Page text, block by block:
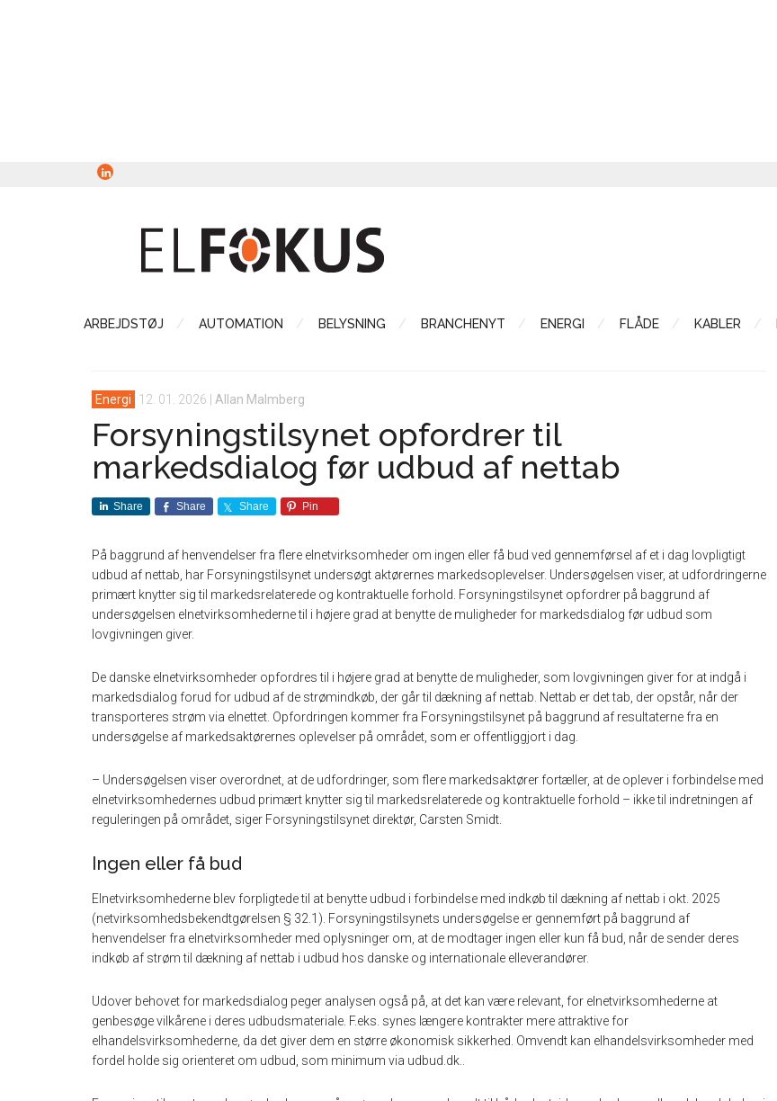
ARBEJDSTØJ AUTOMATION BELYSNING BRANCHENYT ENERGI FLÅDE KABLER
Energi 12. 01. 2026 Allan Malmberg
Forsyningstilsynet opfordrer til
markedsdialog før udbud af nettab
Share Share Share Pin
På baggrund af henvendelser fra flere elnetvirksomheder om ingen eller få bud ved gennemførsel af et i dag lovpligtigt
udbud af nettab, har Forsyningstilsynet undersøgt aktørernes markedsoplevelser. Undersøgelsen viser, at udfordringerne
primært knytter sig til markedsrelaterede og kontraktuelle forhold. Forsyningstilsynet opfordrer på baggrund af
undersøgelsen elnetvirksomhederne til i højere grad at benytte de muligheder for markedsdialog før udbud som
lovgivningen giver.
De danske elnetvirksomheder opfordres til i højere grad at benytte de muligheder, som lovgivningen giver for at indgå i
markedsdialog forud for udbud af de strømindkøb, der går til dækning af nettab. Nettab er det tab, der opstår, når der
transporteres strøm via elnettet. Opfordringen kommer fra Forsyningstilsynet på baggrund af resultaterne fra en
undersøgelse af markedsaktørernes oplevelser på området, som er offentliggjort i dag.
– Undersøgelsen viser overordnet, at de udfordringer, som flere markedsaktører fortæller, at de oplever i forbindelse med
elnetvirksomhedernes udbud primært knytter sig til markedsrelaterede og kontraktuelle forhold – ikke til indretningen af
reguleringen på området, siger Forsyningstilsynet direktør, Carsten Smidt.
Ingen eller få bud
Elnetvirksomhederne blev forpligtede til at benytte udbud i forbindelse med indkøb til dækning af nettab i okt. 2025
(netvirksomhedsbekendtgørelsen § 32.1). Forsyningstilsynets undersøgelse er gennemført på baggrund af
henvendelser fra elnetvirksomheder med oplysninger om, at de modtager ingen eller kun få bud, når de sender deres
indkøb af strøm til dækning af nettab i udbud hos danske og internationale elleverandører.
Udover behovet for markedsdialog peger analysen også på, at det kan være relevant, for elnetvirksomhederne at
genbesøge vilkårene i deres udbudsmateriale. F.eks. synes længere kontrakter mere attraktive for
elhandelsvirksomhederne, da det giver dem en større økonomisk sikkerhed. Omvendt kan elhandelsvirksomheder med
fordel holde sig orienteret om udbud, som minimum via udbud.dk..